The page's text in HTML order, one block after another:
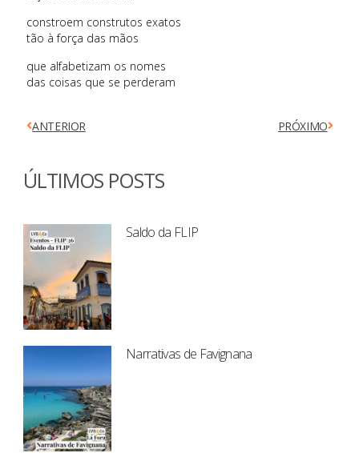
constroem construtos exatos
tão à força das mãos
que alfabetizam os nomes
das coisas que se perderam
ANTERIOR PRÓXIMO
ÚLTIMOS POSTS
Saldo da FLIP
Narrativas de Favignana